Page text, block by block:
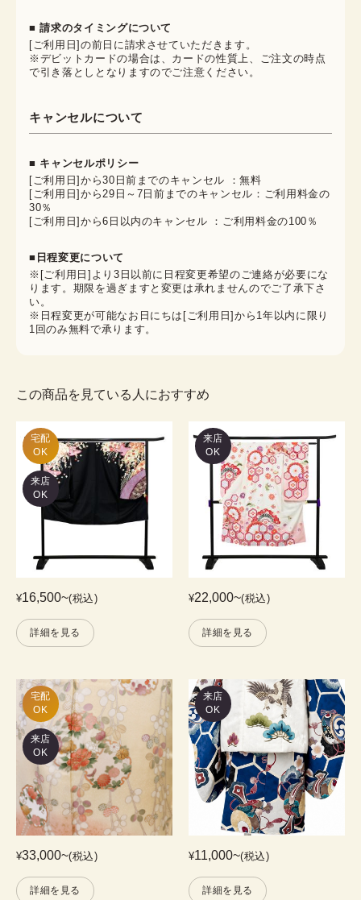
■ 請求のタイミングについて
[ご利用日]の前日に請求させていただきます。
※デビットカードの場合は、カードの性質上、ご注文の時点
で引き落としとなりますのでご注意ください。
キャンセルについて
■ キャンセルポリシー
[ご利用日]から30日前までのキャンセル ：無料
[ご利用日]から29日～7日前までのキャンセル：ご利用料金の
30％
[ご利用日]から6日以内のキャンセル ：ご利用料金の100％
■日程変更について
※[ご利用日]より3日以前に日程変更希望のご連絡が必要にな
ります。期限を過ぎますと変更は承れませんのでご了承下さ
い。
※日程変更が可能なお日にちは[ご利用日]から1年以内に限り
1回のみ無料で承ります。
この商品を見ている人におすすめ
宅配
OK
来店
OK
¥16,500~(税込)
詳細を見る
来店
OK
¥22,000~(税込)
詳細を見る
宅配
OK
来店
OK
¥33,000~(税込)
詳細を見る
来店
OK
¥11,000~(税込)
詳細を見る